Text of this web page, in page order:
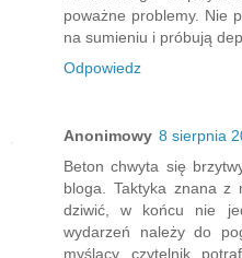
poważne problemy. Nie
na sumieniu i próbują
Odpowiedz
Anonimowy 8 sierpnia
Beton chwyta się
bloga. Taktyka znana z
dziwić, w końcu nie
wydarzeń należy do
myślący czytelnik